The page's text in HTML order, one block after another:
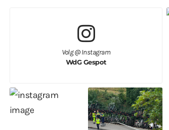
Volg @ Instagram
WdG Gespot